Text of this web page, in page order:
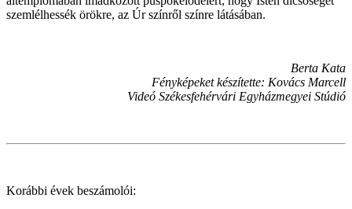
szemlélhessék örökre, az Úr színről színre látásában.
Berta Kata
Fényképeket készítette: Kovács Marcell
Videó Székesfehérvári Egyházmegyei Stúdió
Korábbi évek beszámolói: